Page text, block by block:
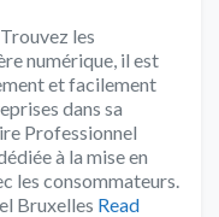
les
numérique, il est
et facilement
dans sa
Professionnel
à la mise en
les consommateurs.
Bruxelles Read